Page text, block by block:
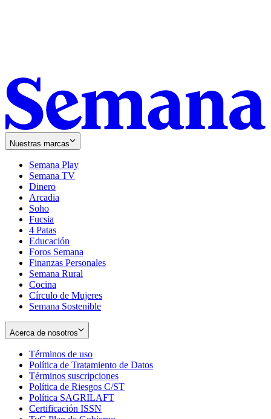
Nuestras marcas
Semana Play
Semana TV
Dinero
Arcadia
Soho
in
new
window
Fucsia
in
new
window
4 Patas
Educación
Foros Semana
Finanzas Personales
Semana Rural
Cocina
Círculo de Mujeres
Semana Sostenible
Acerca de nosotros
Términos de uso
in
new
window
Política de Tratamiento de Datos
Términos suscripciones
in
Política de Riesgos C/ST
Política SAGRILAFT
Certificación ISSN